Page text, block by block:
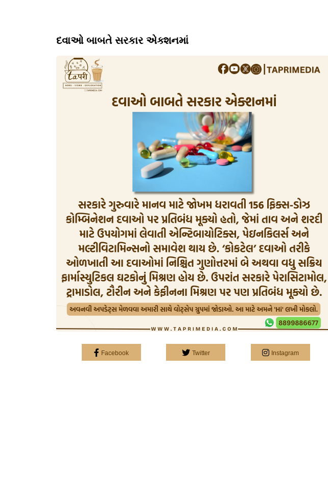
દવાઓ બાબતે સરકાર એક્શનમાં
Facebook Twitter Instagram